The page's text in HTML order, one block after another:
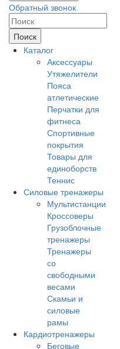
Обратный звонок
Поиск
Каталог
Аксессуары
Утяжелители
Пояса
атлетические
Перчатки для
фитнеса
Спортивные
покрытия
Товары для
единоборств
Теннис
Силовые тренажеры
Мультистанции
Кроссоверы
Грузоблочные
тренажеры
Тренажеры
со
свободными
весами
Скамьи и
силовые
рамы
Кардиотренажеры
Беговые